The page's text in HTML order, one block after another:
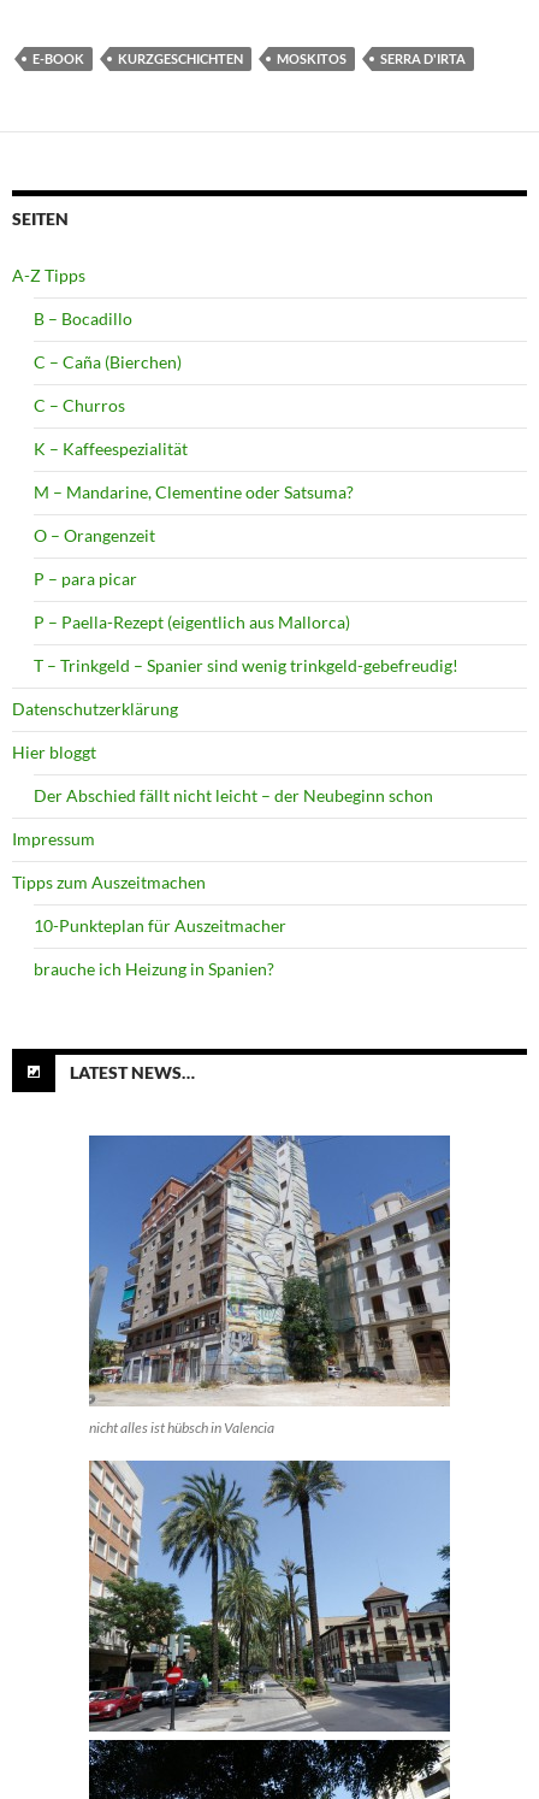
E-BOOK KURZGESCHICHTEN MOSKITOS SERRA D'IRTA
SEITEN
A-Z Tipps
B – Bocadillo
C – Caña (Bierchen)
C – Churros
K – Kaffeespezialität
M – Mandarine, Clementine oder Satsuma?
O – Orangenzeit
P – para picar
P – Paella-Rezept (eigentlich aus Mallorca)
T – Trinkgeld – Spanier sind wenig trinkgeld-gebefreudig!
Datenschutzerklärung
Hier bloggt
Der Abschied fällt nicht leicht – der Neubeginn schon
Impressum
Tipps zum Auszeitmachen
10-Punkteplan für Auszeitmacher
brauche ich Heizung in Spanien?
LATEST NEWS…
nicht alles ist hübsch in Valencia